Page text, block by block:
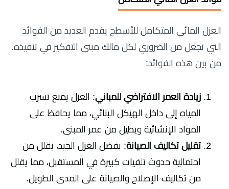
العزل المائي المتكامل للأسطح يقدم العديد من الفوائد
التي تجعل من الضروري لكل مالك مبنى التفكير في تنفيذه.
من بين هذه الفوائد:
زيادة العمر الافتراضي للمباني: العزل يمنع تسرب
المياه إلى داخل الهيكل البنائي، مما يحافظ على
المواد الإنشائية ويطيل من عمر المبنى.
تقليل تكاليف الصيانة: بفضل العزل الجيد، يقلل من
احتمالية حدوث تلفيات كبيرة في المستقبل، مما يقلل
من تكاليف الإصلاح والصيانة على المدى الطويل.